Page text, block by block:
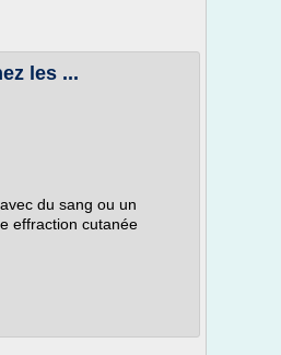
les ...
du sang ou un
cutanée